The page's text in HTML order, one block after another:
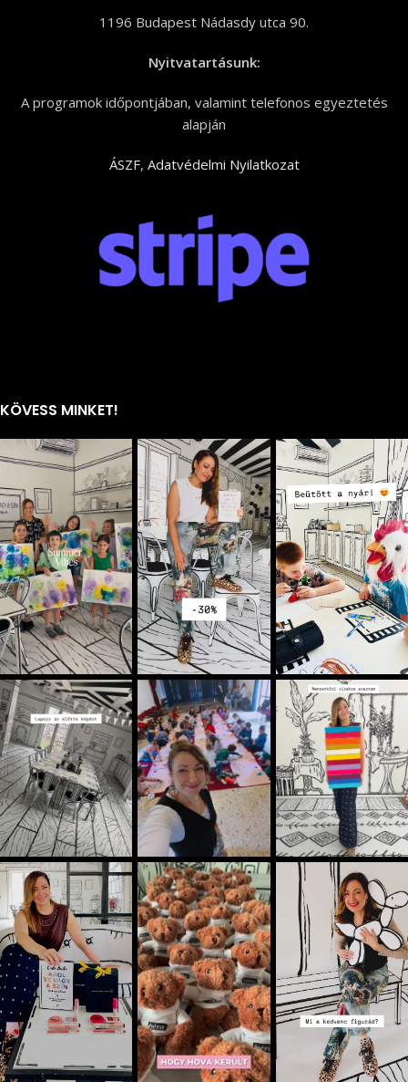
1196 Budapest Nádasdy utca 90.
Nyitvatartásunk:
A programok időpontjában, valamint telefonos egyeztetés
alapján
ÁSZF, Adatvédelmi Nyilatkozat
KÖVESS MINKET!